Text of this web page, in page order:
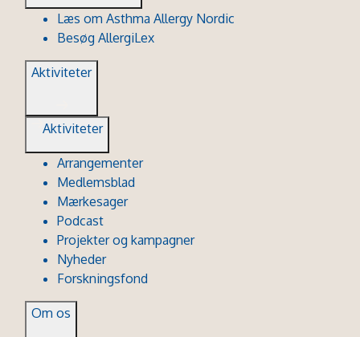
Læs om Asthma Allergy Nordic
Besøg AllergiLex
Aktiviteter
Aktiviteter
Arrangementer
Medlemsblad
Mærkesager
Podcast
Projekter og kampagner
Nyheder
Forskningsfond
Om os